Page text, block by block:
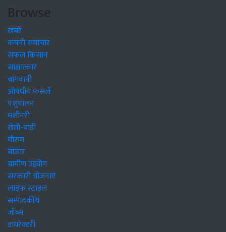
Browse
खबरें
कंपनी समाचार
सफल किसान
साक्षात्कार
बागवानी
औषधीय फसलें
पशुपालन
मशीनरी
खेती-बाड़ी
मौसम
बाजार
ग्रामीण उद्द्योग
सरकारी योजनाएं
लाइफ स्टाइल
सम्पादकीय
जॉब्स
डायरेक्टरी